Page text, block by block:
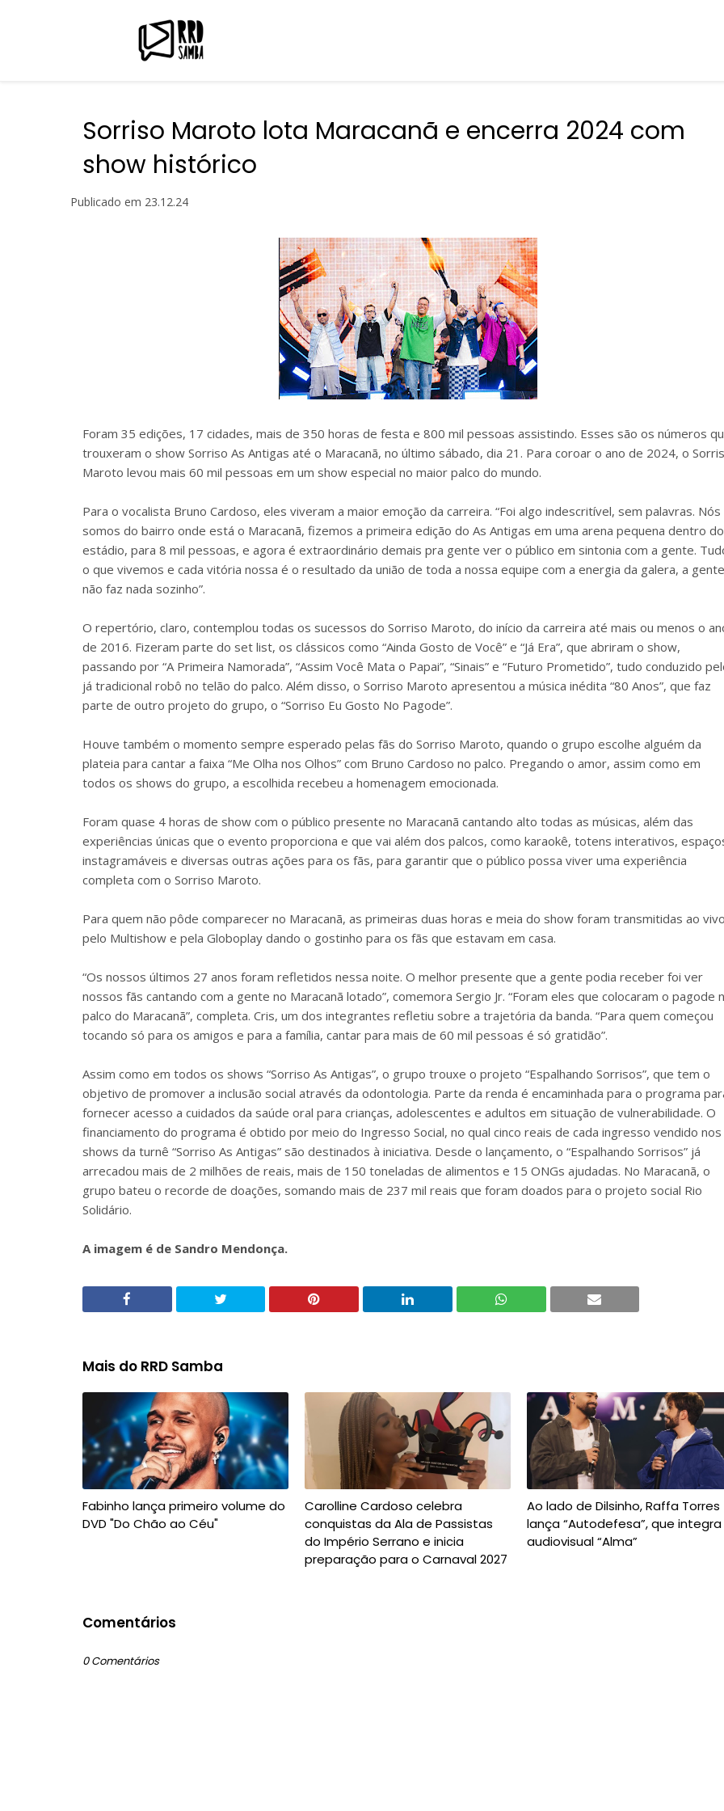
Sorriso Maroto lota Maracanã e encerra 2024 com
show histórico
Publicado em 23.12.24
Foram 35 edições, 17 cidades, mais de 350 horas de festa e 800 mil pessoas assistindo. Esses são os números
trouxeram o show Sorriso As Antigas até o Maracanã, no último sábado, dia 21. Para coroar o ano de 2024, o
Maroto levou mais 60 mil pessoas em um show especial no maior palco do mundo.
Para o vocalista Bruno Cardoso, eles viveram a maior emoção da carreira. “Foi algo indescritível, sem palavras. Nós
somos do bairro onde está o Maracanã, fizemos a primeira edição do As Antigas em uma arena pequena dentro do
estádio, para 8 mil pessoas, e agora é extraordinário demais pra gente ver o público em sintonia com a gente.
o que vivemos e cada vitória nossa é o resultado da união de toda a nossa equipe com a energia da galera, a gente
não faz nada sozinho”.
O repertório, claro, contemplou todas os sucessos do Sorriso Maroto, do início da carreira até mais ou menos o
de 2016. Fizeram parte do set list, os clássicos como “Ainda Gosto de Você” e “Já Era”, que abriram o show,
passando por “A Primeira Namorada”, “Assim Você Mata o Papai”, “Sinais” e “Futuro Prometido”, tudo conduzido
já tradicional robô no telão do palco. Além disso, o Sorriso Maroto apresentou a música inédita “80 Anos”, que faz
parte de outro projeto do grupo, o “Sorriso Eu Gosto No Pagode”.
Houve também o momento sempre esperado pelas fãs do Sorriso Maroto, quando o grupo escolhe alguém da
plateia para cantar a faixa “Me Olha nos Olhos” com Bruno Cardoso no palco. Pregando o amor, assim como em
todos os shows do grupo, a escolhida recebeu a homenagem emocionada.
Foram quase 4 horas de show com o público presente no Maracanã cantando alto todas as músicas, além das
experiências únicas que o evento proporciona e que vai além dos palcos, como karaokê, totens interativos,
instagramáveis e diversas outras ações para os fãs, para garantir que o público possa viver uma experiência
completa com o Sorriso Maroto.
Para quem não pôde comparecer no Maracanã, as primeiras duas horas e meia do show foram transmitidas ao
pelo Multishow e pela Globoplay dando o gostinho para os fãs que estavam em casa.
“Os nossos últimos 27 anos foram refletidos nessa noite. O melhor presente que a gente podia receber foi ver
nossos fãs cantando com a gente no Maracanã lotado”, comemora Sergio Jr. “Foram eles que colocaram o pagode
palco do Maracanã”, completa. Cris, um dos integrantes refletiu sobre a trajetória da banda. “Para quem começou
tocando só para os amigos e para a família, cantar para mais de 60 mil pessoas é só gratidão”.
Assim como em todos os shows “Sorriso As Antigas”, o grupo trouxe o projeto “Espalhando Sorrisos”, que tem o
objetivo de promover a inclusão social através da odontologia. Parte da renda é encaminhada para o programa
fornecer acesso a cuidados da saúde oral para crianças, adolescentes e adultos em situação de vulnerabilidade. O
financiamento do programa é obtido por meio do Ingresso Social, no qual cinco reais de cada ingresso vendido nos
shows da turnê “Sorriso As Antigas” são destinados à iniciativa. Desde o lançamento, o “Espalhando Sorrisos” já
arrecadou mais de 2 milhões de reais, mais de 150 toneladas de alimentos e 15 ONGs ajudadas. No Maracanã, o
grupo bateu o recorde de doações, somando mais de 237 mil reais que foram doados para o projeto social Rio
Solidário.
A imagem é de Sandro Mendonça.
Mais do RRD Samba
Fabinho lança primeiro volume do
DVD "Do Chão ao Céu"
Carolline Cardoso celebra
conquistas da Ala de Passistas
do Império Serrano e inicia
preparação para o Carnaval 2027
Ao lado de Dilsinho, Raffa Torres
lança “Autodefesa”, que
audiovisual “Alma”
Comentários
0 Comentários